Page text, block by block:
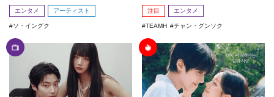
エンタメ アーティスト
ソ・イングク
注目 エンタメ
TEAMH チャン・グンソク